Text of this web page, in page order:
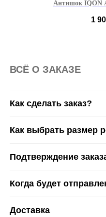
Антишок IQON
1
ВСË О ЗАКАЗЕ
Как сделать заказ?
Как выбрать размер
Подтверждение
Когда будет
Доставка